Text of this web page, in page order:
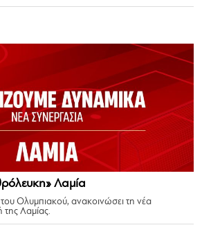
Λαμία
Ολυμπιακού, ανακοινώσει τη νέα
της Λαμίας.